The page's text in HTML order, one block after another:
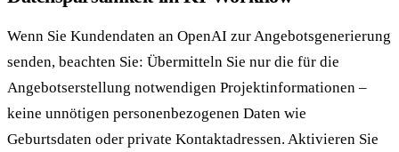
Wenn Sie Kundendaten an OpenAI zur Angebotsgenerierung
senden, beachten Sie: Übermitteln Sie nur die für die
Angebotserstellung notwendigen Projektinformationen –
keine unnötigen personenbezogenen Daten wie
Geburtsdaten oder private Kontaktadressen. Aktivieren Sie